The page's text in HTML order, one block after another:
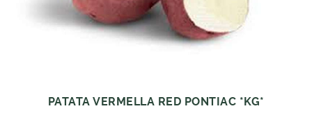
PATATA VERMELLA RED PONTIAC *KG*